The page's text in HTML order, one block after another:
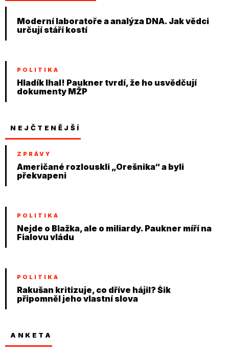
Moderní laboratoře a analýza DNA. Jak vědci
určují stáří kostí
POLITIKA
Hladík lhal! Paukner tvrdí, že ho usvědčují
dokumenty MŽP
NEJČTENĚJŠÍ
ZPRÁVY
Američané rozlouskli „Orešnika“ a byli
překvapeni
POLITIKA
Nejde o Blažka, ale o miliardy. Paukner míří na
Fialovu vládu
POLITIKA
Rakušan kritizuje, co dříve hájil? Šik
připomněl jeho vlastní slova
ANKETA